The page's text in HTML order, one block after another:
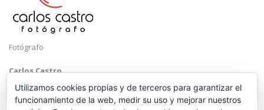
Fotógrafo
Carlos Castro
Málaga
Mobile: +34 652 83 71 98
Utilizamos cookies propias y de terceros para garantizar el
funcionamiento de la web, medir su uso y mejorar nuestros